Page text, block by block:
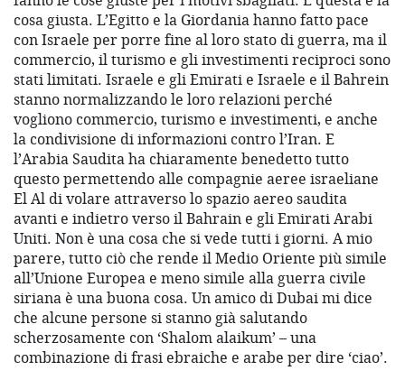
cosa giusta. L’Egitto e la Giordania hanno fatto pace
con Israele per porre fine al loro stato di guerra, ma il
commercio, il turismo e gli investimenti reciproci sono
stati limitati. Israele e gli Emirati e Israele e il Bahrein
stanno normalizzando le loro relazioni perché
vogliono commercio, turismo e investimenti, e anche
la condivisione di informazioni contro l’Iran. E
l’Arabia Saudita ha chiaramente benedetto tutto
questo permettendo alle compagnie aeree israeliane
El Al di volare attraverso lo spazio aereo saudita
avanti e indietro verso il Bahrain e gli Emirati Arabi
Uniti. Non è una cosa che si vede tutti i giorni. A mio
parere, tutto ciò che rende il Medio Oriente più simile
all’Unione Europea e meno simile alla guerra civile
siriana è una buona cosa. Un amico di Dubai mi dice
che alcune persone si stanno già salutando
scherzosamente con ‘Shalom alaikum’ – una
combinazione di frasi ebraiche e arabe per dire ‘ciao’.